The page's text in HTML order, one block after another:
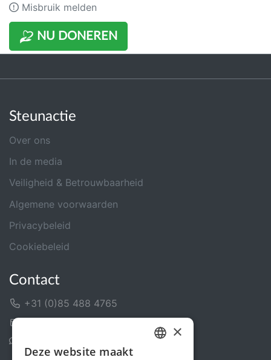
NU DONEREN
Misbruik melden
Steunactie
Over ons
In de media
Veiligheid & Betrouwbaarheid
Algemene voorwaarden
Privacybeleid
Cookiebeleid
Contact
+31 (0)85 488 4765
×
Deze website maakt